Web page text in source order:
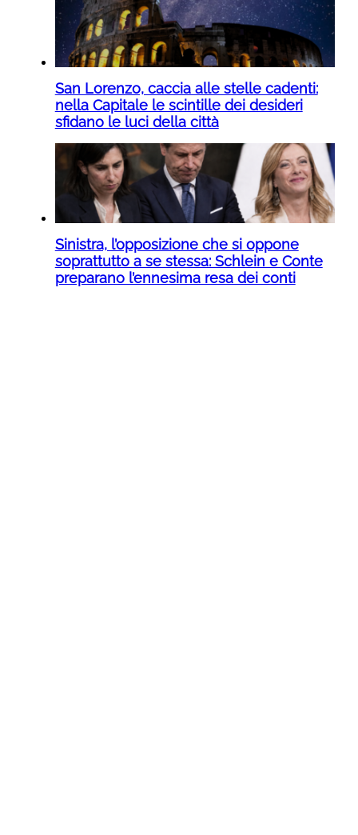
San Lorenzo, caccia alle stelle cadenti:
nella Capitale le scintille dei desideri
sfidano le luci della città
Sinistra, l’opposizione che si oppone
soprattutto a se stessa: Schlein e Conte
preparano l’ennesima resa dei conti